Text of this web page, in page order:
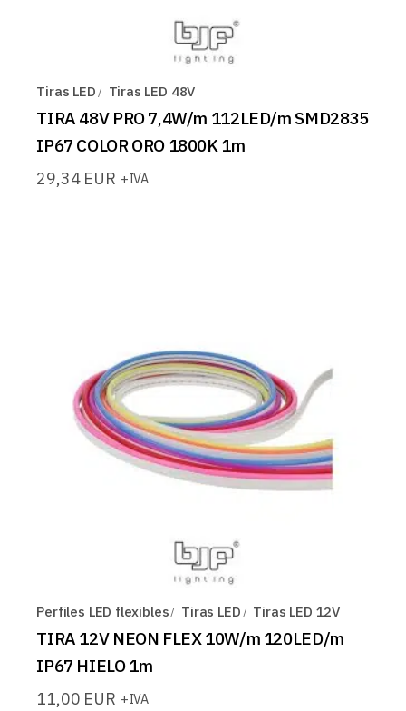
Tiras LED Tiras LED 48V
TIRA 48V PRO 7,4W/m 112LED/m SMD2835
IP67 COLOR ORO 1800K 1m
29,34 EUR +IVA
Perfiles LED flexibles Tiras LED Tiras LED 12V
TIRA 12V NEON FLEX 10W/m 120LED/m
IP67 HIELO 1m
11,00 EUR +IVA